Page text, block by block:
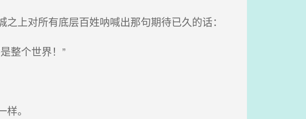
上对所有底层百姓呐喊出那句期待已久的话：
整个世界！”
。